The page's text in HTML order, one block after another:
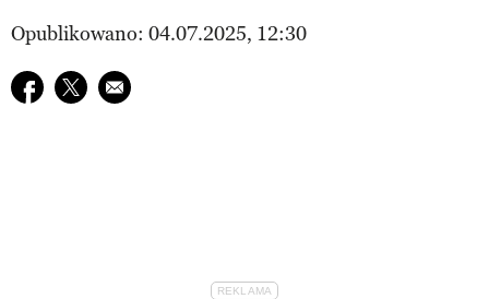
Opublikowano: 04.07.2025, 12:30
Udostępnij na facebook
Udostępnij na twitter
E-mail do przyjaciela